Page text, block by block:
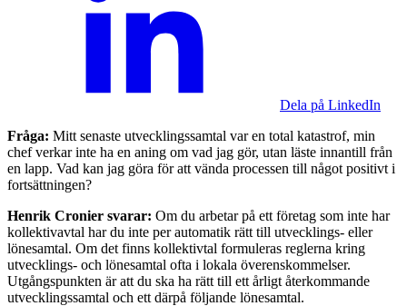
Dela på LinkedIn
Fråga: Mitt senaste utvecklingssamtal var en total katastrof, min
chef verkar inte ha en aning om vad jag gör, utan läste innantill från
en lapp. Vad kan jag göra för att vända processen till något positivt i
fortsättningen?
Henrik Cronier svarar: Om du arbetar på ett företag som inte har
kollektivavtal har du inte per automatik rätt till utvecklings- eller
lönesamtal. Om det finns kollektivtal formuleras reglerna kring
utvecklings- och lönesamtal ofta i lokala överenskommelser.
Utgångspunkten är att du ska ha rätt till ett årligt återkommande
utvecklingssamtal och ett därpå följande lönesamtal.